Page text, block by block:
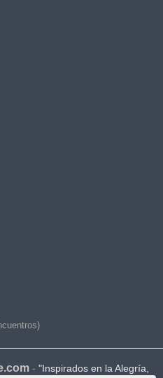
- "Inspirados en la Alegría,